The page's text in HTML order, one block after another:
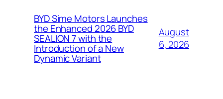
BYD Sime Motors Launches
the Enhanced 2026 BYD
SEALION 7 with the
Introduction of a New
Dynamic Variant
August
6, 2026